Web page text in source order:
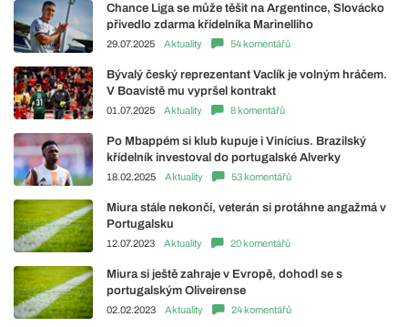
Chance Liga se může těšit na Argentince, Slovácko
přivedlo zdarma křídelníka Marinelliho
29.07.2025 Aktuality 54 komentářů
Bývalý český reprezentant Vaclík je volným hráčem.
V Boavistě mu vypršel kontrakt
01.07.2025 Aktuality 8 komentářů
Po Mbappém si klub kupuje i Vinícius. Brazilský
křídelník investoval do portugalské Alverky
18.02.2025 Aktuality 53 komentářů
Miura stále nekončí, veterán si protáhne angažmá v
Portugalsku
12.07.2023 Aktuality 20 komentářů
Miura si ještě zahraje v Evropě, dohodl se s
portugalským Oliveirense
02.02.2023 Aktuality 24 komentářů